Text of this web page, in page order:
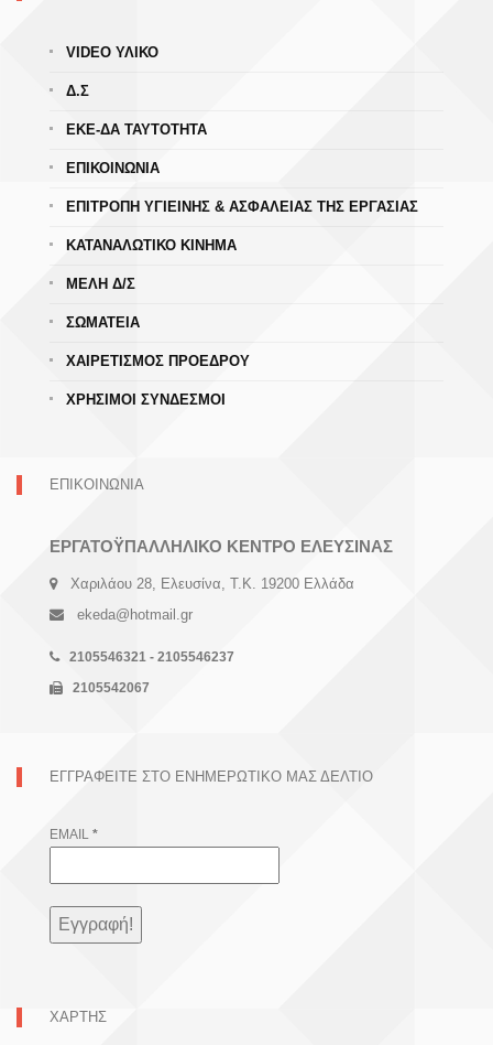
VIDEO ΥΛΙΚΟ
Δ.Σ
ΕΚΕ-ΔΑ ΤΑΥΤΟΤΗΤΑ
ΕΠΙΚΟΙΝΩΝΙΑ
ΕΠΙΤΡΟΠΗ ΥΓΙΕΙΝΗΣ & ΑΣΦΑΛΕΙΑΣ ΤΗΣ ΕΡΓΑΣΙΑΣ
ΚΑΤΑΝΑΛΩΤΙΚΟ ΚΙΝΗΜΑ
ΜΕΛΗ Δ/Σ
ΣΩΜΑΤΕΙΑ
ΧΑΙΡΕΤΙΣΜΟΣ ΠΡΟΕΔΡΟΥ
ΧΡΗΣΙΜΟΙ ΣΥΝΔΕΣΜΟΙ
ΕΠΙΚΟΙΝΩΝΙΑ
ΕΡΓΑΤΟΫΠΑΛΛΗΛΙΚΟ ΚΕΝΤΡΟ ΕΛΕΥΣΙΝΑΣ
Χαριλάου 28, Ελευσίνα, Τ.Κ. 19200 Ελλάδα
ekeda@hotmail.gr
2105546321 - 2105546237
2105542067
ΕΓΓΡΑΦΕΊΤΕ ΣΤΟ ΕΝΗΜΕΡΩΤΙΚΌ ΜΑΣ ΔΕΛΤΊΟ
EMAIL *
ΧΑΡΤΗΣ